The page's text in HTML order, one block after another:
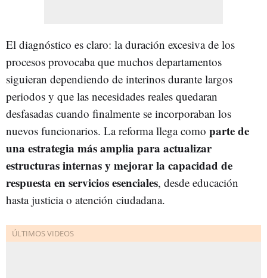
El diagnóstico es claro: la duración excesiva de los
procesos provocaba que muchos departamentos
siguieran dependiendo de interinos durante largos
periodos y que las necesidades reales quedaran
desfasadas cuando finalmente se incorporaban los
nuevos funcionarios. La reforma llega como parte de
una estrategia más amplia para actualizar
estructuras internas y mejorar la capacidad de
respuesta en servicios esenciales, desde educación
hasta justicia o atención ciudadana.